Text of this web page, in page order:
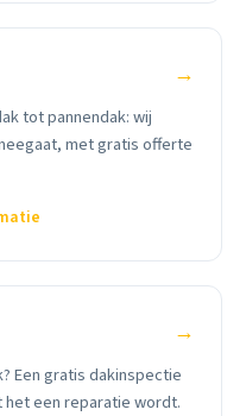
→
tot pannendak: wij
met gratis offerte
→
Een gratis dakinspectie
een reparatie wordt.